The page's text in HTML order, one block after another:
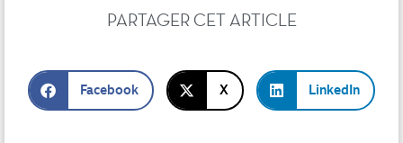
contenu d’un espace réservé dePar défaut
PARTAGER CET ARTICLE
Facebook X LinkedIn